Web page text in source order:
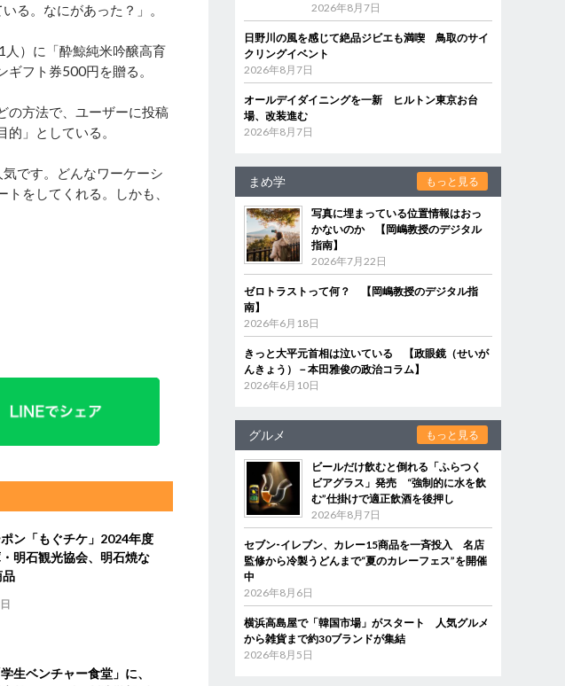
る。なにがあった？」。
）に「酔鯨純米吟醸高育
フト券500円を贈る。
の方法で、ユーザーに投稿
」としている。
です。どんなワーケーシ
をしてくれる。しかも、
ン「もぐチケ」2024年度
明石観光協会、明石焼な
品
生ベンチャー食堂」に、
2026年8月7日
日野川の風を感じて絶品ジビエも満喫 鳥取のサイ
クリングイベント
2026年8月7日
オールデイダイニングを一新 ヒルトン東京お台
場、改装進む
2026年8月7日
まめ学 もっと見る
写真に埋まっている位置情報はおっ
かないのか 【岡嶋教授のデジタル
指南】
2026年7月22日
ゼロトラストって何？ 【岡嶋教授のデジタル指
南】
2026年6月18日
きっと大平元首相は泣いている 【政眼鏡（せいが
んきょう）－本田雅俊の政治コラム】
2026年6月10日
グルメ もっと見る
ビールだけ飲むと倒れる「ふらつく
ビアグラス」発売 “強制的に水を飲
む”仕掛けで適正飲酒を後押し
2026年8月7日
セブン‐イレブン、カレー15商品を一斉投入 名店
監修から冷製うどんまで“夏のカレーフェス”を開催
中
2026年8月6日
横浜高島屋で「韓国市場」がスタート 人気グルメ
から雑貨まで約30ブランドが集結
2026年8月5日